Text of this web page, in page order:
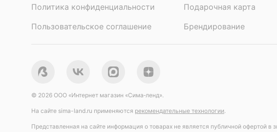
Политика конфиденциальности
Пользовательское соглашение
Подарочная карта
Брендирование
© 2026 ООО «Интернет магазин «Сима‑ленд».
На сайте sima-land.ru применяются рекомендательные технологии.
Представленная на сайте информация о товарах не является публичной офертой в